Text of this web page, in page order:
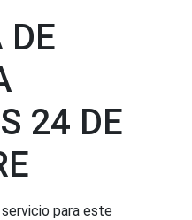
DE
24 DE
para este